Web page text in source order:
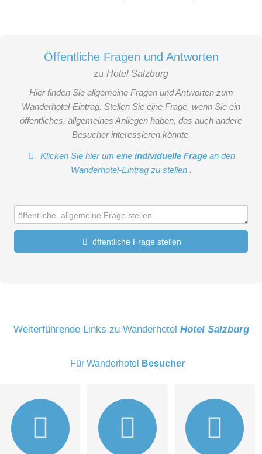
Öffentliche Fragen und Antworten
zu Hotel Salzburg
Hier finden Sie allgemeine Fragen und Antworten zum
Wanderhotel-Eintrag. Stellen Sie eine Frage, wenn Sie ein
öffentliches, allgemeines Anliegen haben, das auch andere
Besucher interessieren könnte.
Klicken Sie hier um eineindividuelle Frage an den
Wanderhotel-Eintrag zu stellen .
öffentliche Frage stellen
E-Mail-Adresse (wird nicht veröffentlicht)
Weiterführende Links zu Wanderhotel Hotel Salzburg
Für Wanderhotel Besucher